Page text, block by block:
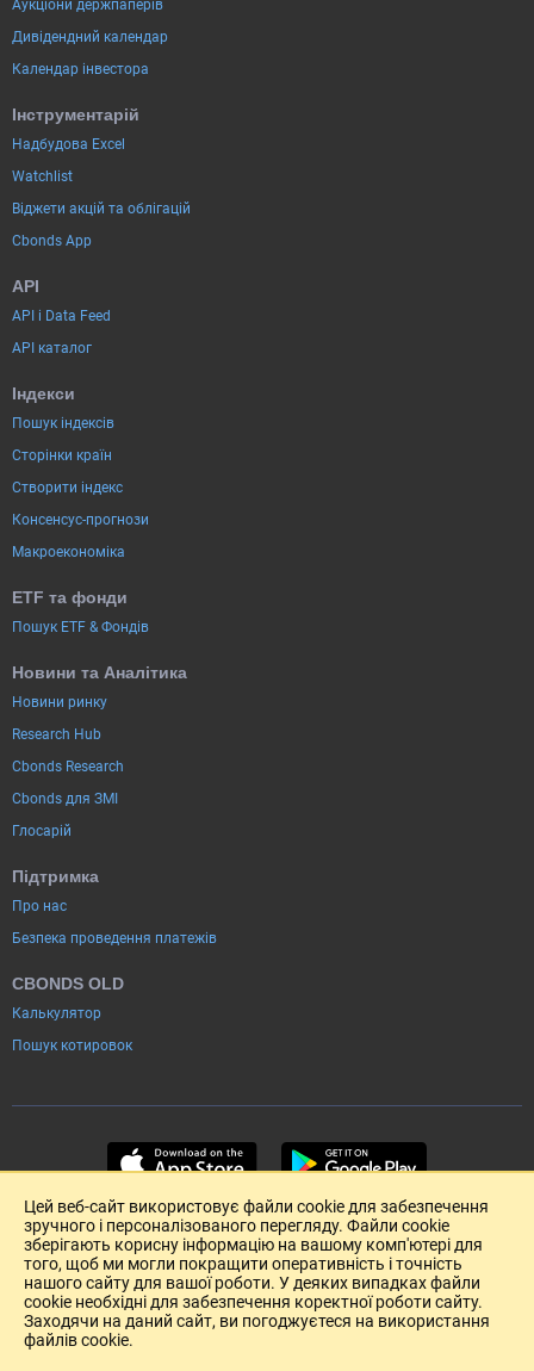
Аукціони держпаперів
Дивідендний календар
Календар інвестора
Інструментарій
Надбудова Excel
Watchlist
Віджети акцій та облігацій
Cbonds App
API
API і Data Feed
API каталог
Індекси
Пошук індексів
Сторінки країн
Створити індекс
Консенсус-прогнози
Макроекономіка
ETF та фонди
Пошук ETF & Фондів
Новини та Аналітика
Новини ринку
Research Hub
Cbonds Research
Cbonds для ЗМІ
Глосарій
Підтримка
Про нас
Безпека проведення платежів
CBONDS OLD
Калькулятор
Пошук котировок
Розміщення реклами
Цей веб-сайт використовує файли cookie для забезпечення
зручного і персоналізованого перегляду. Файли cookie
зберігають корисну інформацію на вашому комп'ютері для
того, щоб ми могли покращити оперативність і точність
нашого сайту для вашої роботи. У деяких випадках файли
cookie необхідні для забезпечення коректної роботи сайту.
Заходячи на даний сайт, ви погоджуєтеся на використання
файлів cookie.